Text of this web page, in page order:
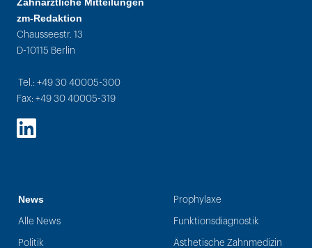
Zahnärztliche Mitteilungen
zm-Redaktion
Chausseestr. 13
D-10115 Berlin
Tel.: +49 30 40005-300
Fax: +49 30 40005-319
LinkedIn
News
Alle News
Politik
Prophylaxe
Funktionsdiagnostik
Ästhetische Zahnmedizin